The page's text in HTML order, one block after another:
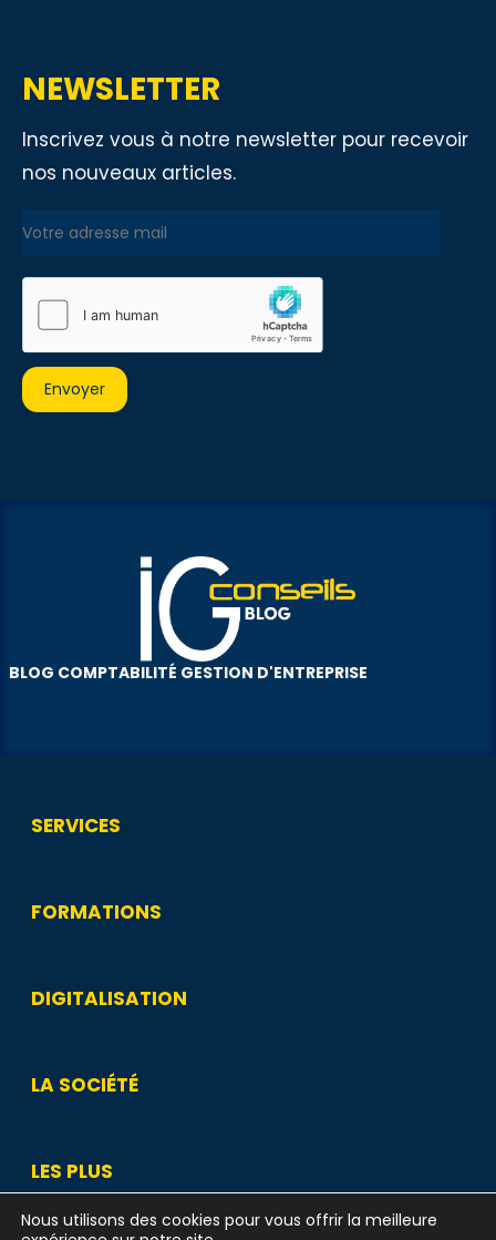
NEWSLETTER
Inscrivez vous à notre newsletter pour recevoir
nos nouveaux articles.
BLOG COMPTABILITÉ GESTION D'ENTREPRISE
SERVICES
FORMATIONS
DIGITALISATION
LA SOCIÉTÉ
LES PLUS
Nous utilisons des cookies pour vous offrir la meilleure